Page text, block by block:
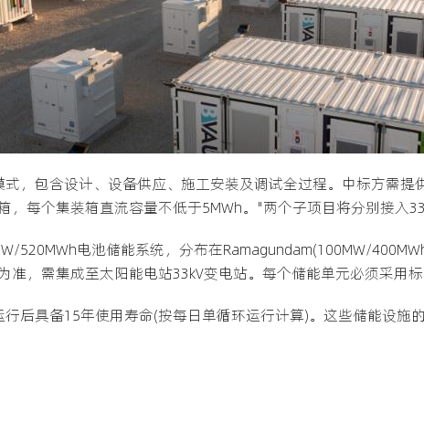
，包含设计、设备供应、施工安装及调试全过程。中标方需提
每个集装箱直流容量不低于5MWh。"两个子项目将分别接入
520MWh电池储能系统，分布在Ramagundam(100MW/
准，需集成至太阳能电站33kV变电站。每个储能单元必须采用
后具备15年使用寿命(按每日单循环运行计算)。这些储能设施